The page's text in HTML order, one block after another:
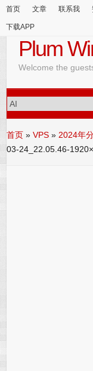
首页 文章 联系我
下载APP
Plum
Welcome the
首页 »VPS » 2024年
03-24_22.05.46-